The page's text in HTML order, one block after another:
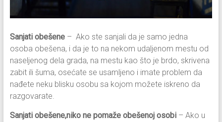
Sanjati obešene– Ako ste sanjali da je samo jedna
osoba obešena, i da je to na nekom udaljenom mestu od
naseljenog dela grada, na mestu kao što je brdo, skrivena
zabit ili šuma, osećate se usamljeno i imate problem da
nađete neku blisku osobu sa kojom možete iskreno da
razgovarate.
Sanjati obešene,niko ne pomaže obešenoj osobi– Ako u